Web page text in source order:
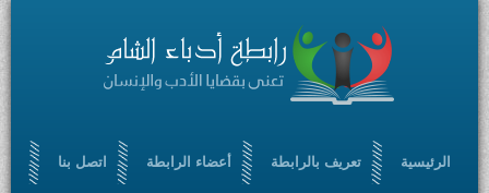
الرئيسية تعريف بالرابطة أعضاء الرابطة اتصل بنا